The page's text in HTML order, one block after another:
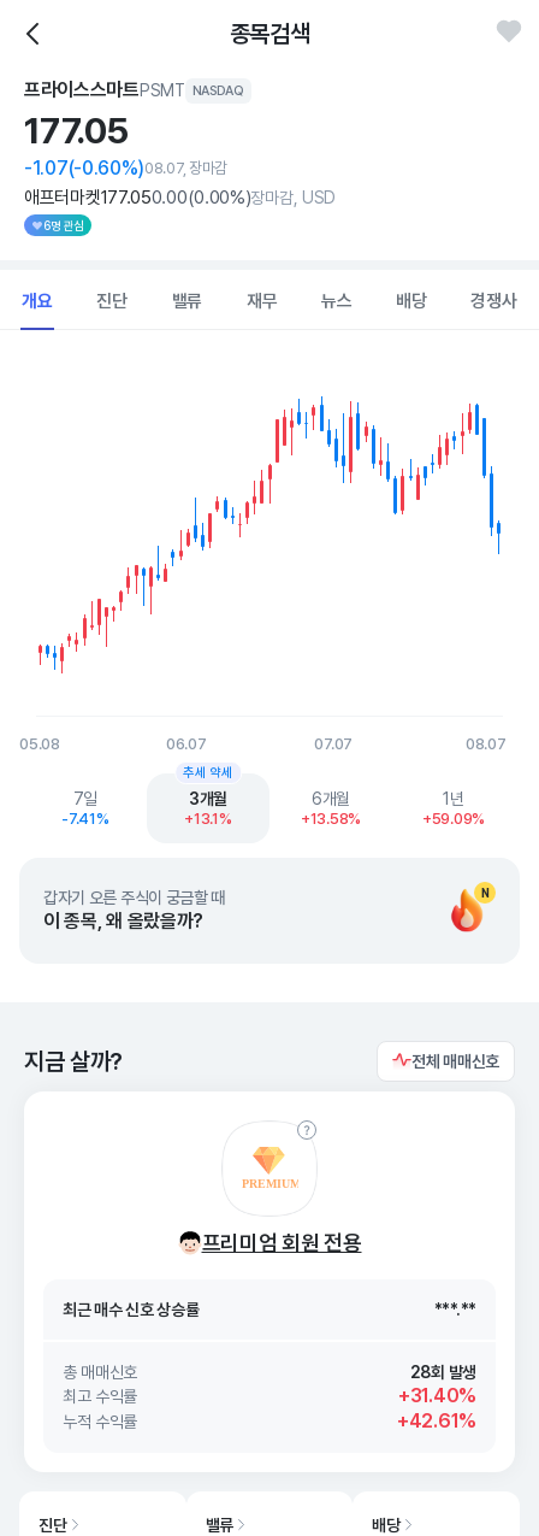
종목검색
프라이스스마트PSMT NASDAQ
177.05
-1.07(-0.60%)08.07, 장마감
애프터마켓177.050.00(0.00%)장마감, USD
6명 관심
개요 진단 밸류 재무 뉴스 배당 경쟁사
The chart has 1 X axis displaying Time. Data ranges from
The chart has 1 Y axis displaying values. Data ranges from
05.08 06.07 07.07 08.07
End of interactive chart.
7일
-7.41%
3개월
+13.1%
추세 약세
6개월
+13.58%
1년
+59.09%
N
갑자기 오른 주식이 궁금할 때
이 종목, 왜 올랐을까?
지금 살까? 전체 매매신호
프리미엄 회원 전용
26. 08/08
최근 매수 신호 상승률 ***.**
최근 매수 신호 ***.**
총 매매신호
28회 발생
최고 수익률
+31.40%
누적 수익률 +42.61%
진단 밸류 배당